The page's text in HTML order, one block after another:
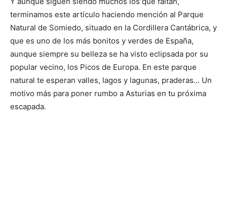
terminamos este artículo haciendo mención al Parque
Natural de Somiedo, situado en la Cordillera Cantábrica, y
que es uno de los más bonitos y verdes de España,
aunque siempre su belleza se ha visto eclipsada por su
popular vecino, los Picos de Europa. En este parque
natural te esperan valles, lagos y lagunas, praderas… Un
motivo más para poner rumbo a Asturias en tu próxima
escapada.